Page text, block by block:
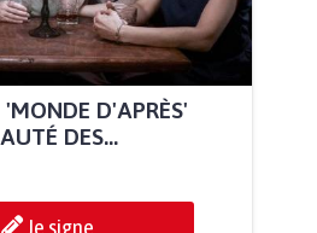
'MONDE D'APRÈS'
DES...
Je signe